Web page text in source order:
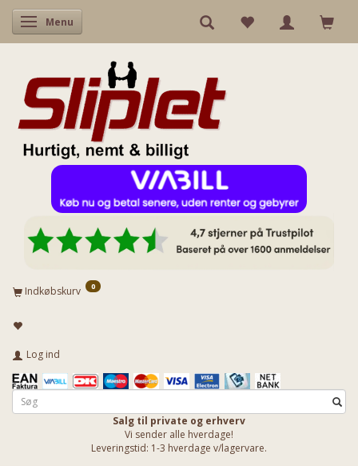
Skifte navigation
Menu
Indkøbskurv 0
Log ind
Salg til private og erhverv
Vi sender alle hverdage!
Leveringstid: 1-3 hverdage v/lagervare.